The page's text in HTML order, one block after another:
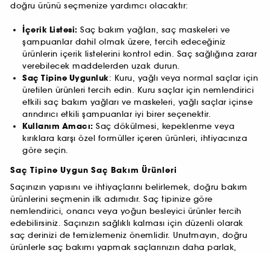
doğru ürünü seçmenize yardımcı olacaktır:
İçerik Listesi: Saç bakım yağları, saç maskeleri ve
şampuanlar dahil olmak üzere, tercih edeceğiniz
ürünlerin içerik listelerini kontrol edin. Saç sağlığına zarar
verebilecek maddelerden uzak durun.
Saç Tipine Uygunluk: Kuru, yağlı veya normal saçlar için
üretilen ürünleri tercih edin. Kuru saçlar için nemlendirici
etkili saç bakım yağları ve maskeleri, yağlı saçlar içinse
arındırıcı etkili şampuanlar iyi birer seçenektir.
Kullanım Amacı: Saç dökülmesi, kepeklenme veya
kırıklara karşı özel formüller içeren ürünleri, ihtiyacınıza
göre seçin.
Saç Tipine Uygun Saç Bakım Ürünleri
Saçınızın yapısını ve ihtiyaçlarını belirlemek, doğru bakım
ürünlerini seçmenin ilk adımıdır. Saç tipinize göre
nemlendirici, onarıcı veya yoğun besleyici ürünler tercih
edebilirsiniz. Saçınızın sağlıklı kalması için düzenli olarak
saç derinizi de temizlemeniz önemlidir. Unutmayın, doğru
ürünlerle saç bakımı yapmak saçlarınızın daha parlak,